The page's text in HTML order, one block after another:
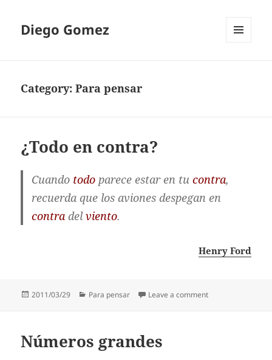
Diego Gomez
Category:Para pensar
¿Todo en contra?
Cuando todo parece estar en tucontra,
recuerda que los aviones despegan en
contradelviento.
Henry Ford
Posted
2011/03/29 Categories
Para pensar Leave a commenton ¿Todo en
Números grandes